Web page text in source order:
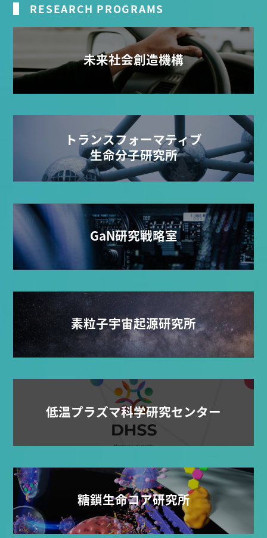
RESEARCH PROGRAMS
未来社会創造機構
トランスフォーマティブ
生命分子研究所
GaN研究戦略室
素粒子宇宙起源研究所
低温プラズマ科学研究センター
糖鎖生命コア研究所